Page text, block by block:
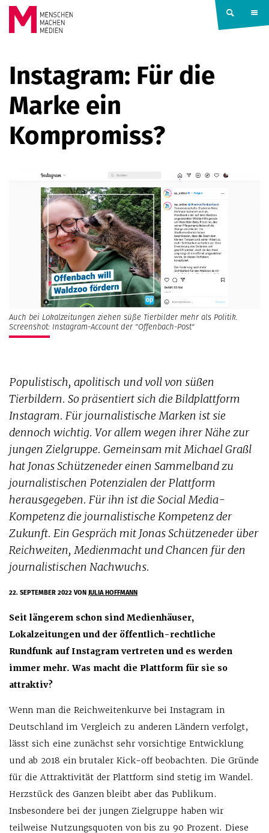
Springe zum Inhalt
MACHEN
MEDIEN
Instagram: Für die
Marke ein
Kompromiss?
Auch bei Lokalzeitungen ziehen süße Tierbilder mehr als Politik.
Screenshot: Instagram-Account der "Offenbach-Post"
Populistisch, apolitisch und voll von süßen
Tierbildern. So präsentiert sich die Bildplattform
Instagram. Für journalistische Marken ist sie
dennoch wichtig. Vor allem wegen ihrer Nähe zur
jungen Zielgruppe. Gemeinsam mit Michael Graßl
hat Jonas Schützeneder einen Sammelband zu
journalistischen Potenzialen der Plattform
herausgegeben. Für ihn ist die Social Media-
Kompetenz die journalistische Kompetenz der
Zukunft. Ein Gespräch mit Jonas Schützeneder über
Reichweiten, Medienmacht und Chancen für den
journalistischen Nachwuchs.
22. SEPTEMBER 2022VONJULIA HOFFMANN
Seit längerem schon sind Medienhäuser,
Lokalzeitungen und der öffentlich-rechtliche
Rundfunk auf Instagram vertreten und es werden
immer mehr. Was macht die Plattform für sie so
attraktiv?
Wenn man die Reichweitenkurve bei Instagram in
Deutschland im Vergleich zu anderen Ländern verfolgt,
lässt sich eine zunächst sehr vorsichtige Entwicklung
und ab 2018 ein brutaler Kick-off beobachten. Die Gründe
für die Attraktivität der Plattform sind stetig im Wandel.
Herzstück des Ganzen bleibt aber das Publikum.
Insbesondere bei der jungen Zielgruppe haben wir
teilweise Nutzungsquoten von bis zu 90 Prozent. Diese